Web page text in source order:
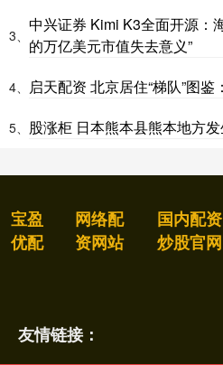
3、
中兴证券 Kimi K3全面开源：
的万亿美元市值失去意义”
4、 启天配资 北京居住“梯队”图鉴
5、 股涨柜 日本熊本县熊本地方
宝盈
优配
网络配
资网站
国内配资
炒股官网
友情链接：